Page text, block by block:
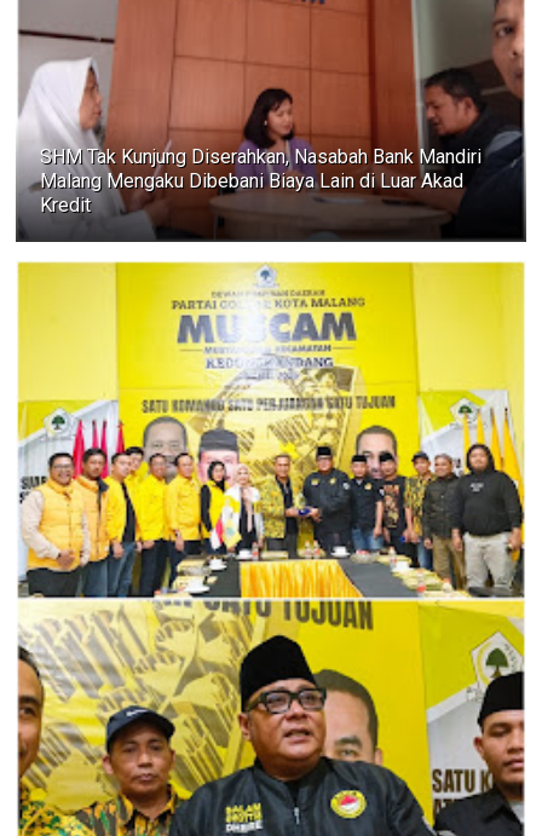
SHM Tak Kunjung Diserahkan, Nasabah Bank Mandiri
Malang Mengaku Dibebani Biaya Lain di Luar Akad
Kredit